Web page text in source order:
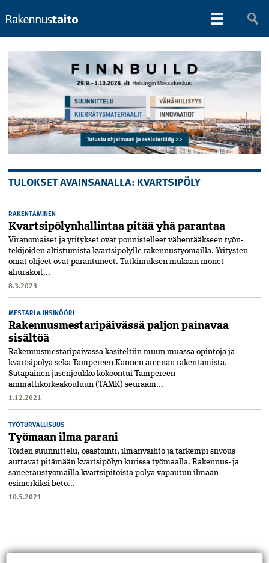
TULOKSET AVAINSANALLA: KVARTSIPÖLY
RAKENTAMINEN
Kvartsipölynhallintaa pitää yhä parantaa
Viranomaiset ja yritykset ovat ponnistelleet vähentääkseen työn­
tekijöiden altistumista kvart­si­pölylle rakennus­työmailla. Yritysten
omat ohjeet ovat parantuneet. Tutkimuksen mukaan monet
aliurakoit...
8.3.2023
MESTARI & INSINÖÖRI
Rakennusmestaripäivässä paljon painavaa
sisältöä
Rakennus­mestari­­päivässä käsiteltiin muun muassa opintoja ja
kvartsipölyä sekä Tampereen Kannen areenan rakentamista.
Satapäinen jäsenjoukko­ ­kokoontui Tampereen
ammattikorkeakouluun (TAMK) seuraam...
1.12.2021
TYÖTURVALLISUUS
Työmaan ilma parani
Töiden suunnittelu, osastointi, ilmanvaihto ja tarkempi siivous
auttavat pitämään kvartsipölyn kurissa työmaalla. Rakennus- ja
saneeraustyömailla kvartsipitoista pölyä vapautuu ilmaan
esimerkiksi beto...
10.5.2021